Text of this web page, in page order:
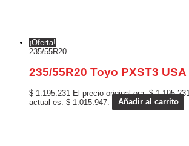
¡Oferta!
235/55R20
235/55R20 Toyo PXST3 USA
$1.195.231 El precio original era: $ 1.195.231.
actual es: $ 1.015.947.
Añadir al carrito